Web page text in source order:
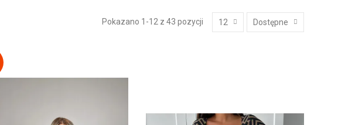
Pokazano 1-12 z 43 pozycji 12 Dostępne